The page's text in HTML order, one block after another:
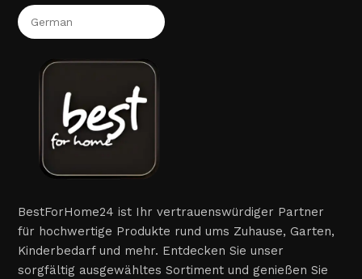
BestForHome24 ist Ihr vertrauenswürdiger Partner
für hochwertige Produkte rund ums Zuhause, Garten,
Kinderbedarf und mehr. Entdecken Sie unser
sorgfältig ausgewähltes Sortiment und genießen Sie